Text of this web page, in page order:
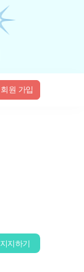
회원 가입
지지하기